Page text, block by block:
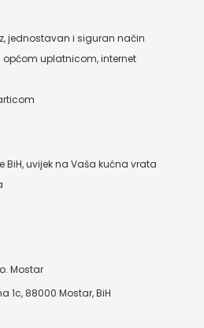
jednostavan i siguran način
općom uplatnicom, internet
BiH, uvijek na Vaša kućna vrata
Mostar
1c, 88000 Mostar, BiH